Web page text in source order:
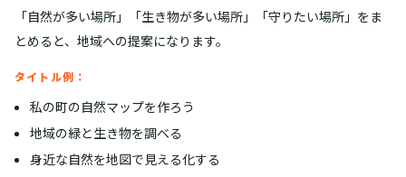
「自然が多い場所」「生き物が多い場所」「守りたい場所」をま
とめると、地域への提案になります。
タイトル例：
私の町の自然マップを作ろう
地域の緑と生き物を調べる
身近な自然を地図で見える化する